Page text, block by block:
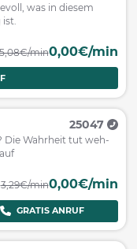
was in diesem
min0,00€/min
25047
Die Wahrheit tut weh-
3,29€/min0,00€/min
GRATIS ANRUF